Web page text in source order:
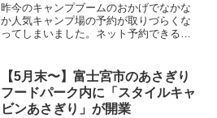
昨今のキャンプブームのおかげでなかな
か人気キャンプ場の予約が取りづらくな
ってしまいました。ネット予約できる多
事前に予約開始スケジュールを把握し、
パソコンやスマートフォンを準備して行
きたいキャンプ場の予約を取れるようご
紹介します。
【5月末〜】富士宮市のあさぎり
フードパーク内に「スタイルキャ
ビンあさぎり」が開業